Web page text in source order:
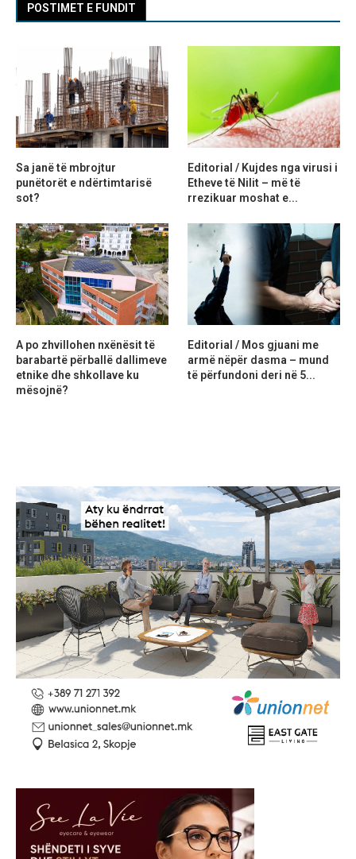
POSTIMET E FUNDIT
Sa janë të mbrojtur
punëtorët e ndërtimtarisë
sot?
Editorial / Kujdes nga virusi i
Etheve të Nilit – më të
rrezikuar moshat e...
A po zhvillohen nxënësit të
barabartë përballë dallimeve
etnike dhe shkollave ku
mësojnë?
Editorial / Mos gjuani me
armë nëpër dasma – mund
të përfundoni deri në 5...